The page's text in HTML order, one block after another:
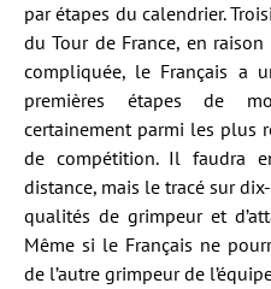
par étapes du calendrier.
du Tour de France, en
compliquée, le Français a
premières étapes de
certainement parmi les plus
de compétition. Il faudra
distance, mais le tracé sur
qualités de grimpeur et
Même si le Français ne
de l’autre grimpeur de